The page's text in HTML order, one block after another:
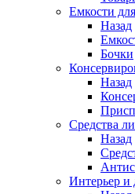
Емкости
Назад
Бочки
Назад
Средства
Назад
Интерьер и